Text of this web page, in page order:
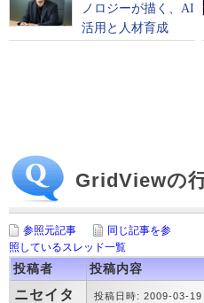
GridViewの
参照元記事
同じ記事を参
照しているスレッド一覧
投稿者 投稿内容
ニセイタ 投稿日時: 2009-03-